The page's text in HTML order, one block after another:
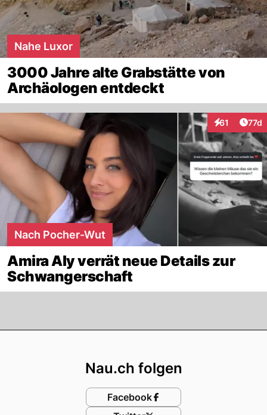
Nahe Luxor
3000 Jahre alte Grabstätte von
Archäologen entdeckt
61
Interaktionen
77d
Nach Pocher-Wut
Amira Aly verrät neue Details zur
Schwangerschaft
Nau.ch folgen
Facebook